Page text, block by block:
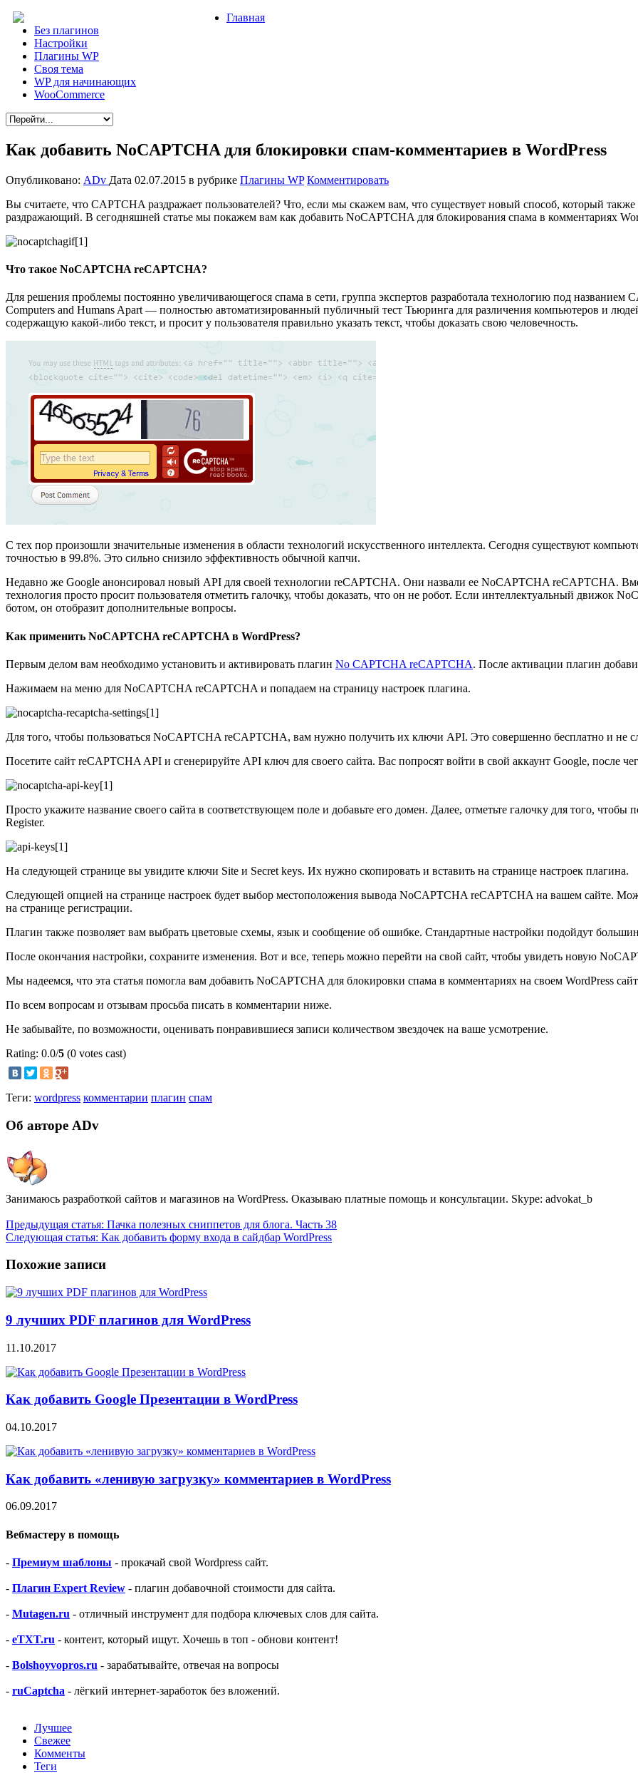
Главная
Без плагинов
Настройки
Плагины WP
Своя тема
WP для начинающих
WooCommerce
Как добавить NoCAPTCHA для блокировки спам-комментариев в WordPress
Опубликовано: ADv Дата 02.07.2015 в рубрике Плагины WP Комментировать
Вы считаете, что CAPTCHA раздражает пользователей? Что, если мы скажем вам, что существует новый способ, который
раздражающий. В сегодняшней статье мы покажем вам как добавить NoCAPTCHA для блокирования спама в комментариях
Что такое NoCAPTCHA reCAPTCHA?
Для решения проблемы постоянно увеличивающегося спама в сети, группа экспертов разработала технологию под названием
Computers and Humans Apart — полностью автоматизированный публичный тест Тьюринга для различения компьютеров и
содержащую какой-либо текст, и просит у пользователя правильно указать текст, чтобы доказать свою человечность.
С тех пор произошли значительные изменения в области технологий искусственного интеллекта. Сегодня существуют
точностью в 99.8%. Это сильно снизило эффективность обычной капчи.
Недавно же Google анонсировал новый API для своей технологии reCAPTCHA. Они назвали ее NoCAPTCHA reCAPTCHA.
технология просто просит пользователя отметить галочку, чтобы доказать, что он не робот. Если интеллектуальный движок
ботом, он отобразит дополнительные вопросы.
Как применить NoCAPTCHA reCAPTCHA в WordPress?
Первым делом вам необходимо установить и активировать плагин No CAPTCHA reCAPTCHA. После активации плагин
Нажимаем на меню для NoCAPTCHA reCAPTCHA и попадаем на страницу настроек плагина.
Для того, чтобы пользоваться NoCAPTCHA reCAPTCHA, вам нужно получить их ключи API. Это совершенно бесплатно и не
Посетите сайт reCAPTCHA API и сгенерируйте API ключ для своего сайта. Вас попросят войти в свой аккаунт Google, после
Просто укажите название своего сайта в соответствующем поле и добавьте его домен. Далее, отметьте галочку для того,
Register.
На следующей странице вы увидите ключи Site и Secret keys. Их нужно скопировать и вставить на странице настроек плагина.
Следующей опцией на странице настроек будет выбор местоположения вывода NoCAPTCHA reCAPTCHA на вашем сайте.
на странице регистрации.
Плагин также позволяет вам выбрать цветовые схемы, язык и сообщение об ошибке. Стандартные настройки подойдут
После окончания настройки, сохраните изменения. Вот и все, теперь можно перейти на свой сайт, чтобы увидеть новую
Мы надеемся, что эта статья помогла вам добавить NoCAPTCHA для блокировки спама в комментариях на своем WordPress
По всем вопросам и отзывам просьба писать в комментарии ниже.
Не забывайте, по возможности, оценивать понравившиеся записи количеством звездочек на ваше усмотрение.
Rating: 0.0/5 (0 votes cast)
Теги: wordpress комментарии плагин спам
Об авторе ADv
Занимаюсь разработкой сайтов и магазинов на WordPress. Оказываю платные помощь и консультации. Skype: advokat_b
Предыдущая статья: Пачка полезных сниппетов для блога. Часть 38
Следующая статья: Как добавить форму входа в сайдбар WordPress
Похожие записи
9 лучших PDF плагинов для WordPress
11.10.2017
Как добавить Google Презентации в WordPress
04.10.2017
Как добавить «ленивую загрузку» комментариев в WordPress
06.09.2017
Вебмастеру в помощь
- Премиум шаблоны - прокачай свой Wordpress сайт.
- Плагин Expert Review - плагин добавочной стоимости для сайта.
- Mutagen.ru - отличный инструмент для подбора ключевых слов для сайта.
- eTXT.ru - контент, который ищут. Хочешь в топ - обнови контент!
- Bolshoyvopros.ru - зарабатывайте, отвечая на вопросы
- ruCaptcha - лёгкий интернет-заработок без вложений.
Лучшее
Свежее
Комменты
Теги